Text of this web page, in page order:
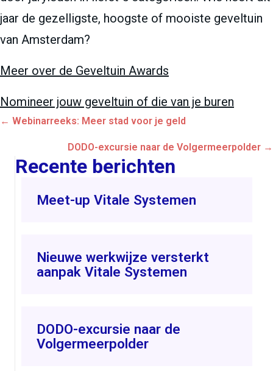
jaar de gezelligste, hoogste of mooiste geveltuin
van Amsterdam?
Meer over de Geveltuin Awards
Nomineer jouw geveltuin of die van je buren
Posts
navigation
← Webinarreeks: Meer stad voor je geld
DODO-excursie naar de Volgermeerpolder →
Recente berichten
Meet-up Vitale Systemen
Nieuwe werkwijze versterkt
aanpak Vitale Systemen
DODO-excursie naar de
Volgermeerpolder